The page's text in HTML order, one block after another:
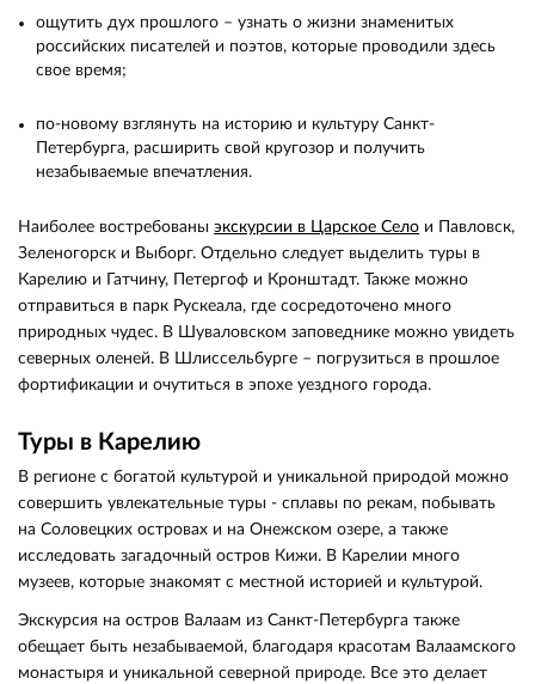
ощутить дух прошлого – узнать о жизни знаменитых
российских писателей и поэтов, которые проводили здесь
свое время;
по-новому взглянуть на историю и культуру Санкт-
Петербурга, расширить свой кругозор и получить
незабываемые впечатления.
Наиболее востребованы экскурсии в Царское Село и Павловск,
Зеленогорск и Выборг. Отдельно следует выделить туры в
Карелию и Гатчину, Петергоф и Кронштадт. Также можно
отправиться в парк Рускеала, где сосредоточено много
природных чудес. В Шуваловском заповеднике можно увидеть
северных оленей. В Шлиссельбурге – погрузиться в прошлое
фортификации и очутиться в эпохе уездного города.
Туры в Карелию
В регионе с богатой культурой и уникальной природой можно
совершить увлекательные туры - сплавы по рекам, побывать
на Соловецких островах и на Онежском озере, а также
исследовать загадочный остров Кижи. В Карелии много
музеев, которые знакомят с местной историей и культурой.
Экскурсия на остров Валаам из Санкт-Петербурга также
обещает быть незабываемой, благодаря красотам Валаамского
монастыря и уникальной северной природе. Все это делает